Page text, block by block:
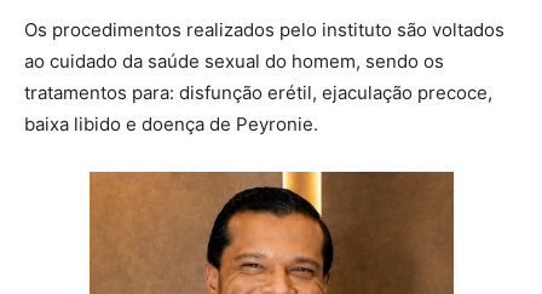
Os procedimentos realizados pelo instituto são voltados
ao cuidado da saúde sexual do homem, sendo os
tratamentos para: disfunção erétil, ejaculação precoce,
baixa libido e doença de Peyronie.